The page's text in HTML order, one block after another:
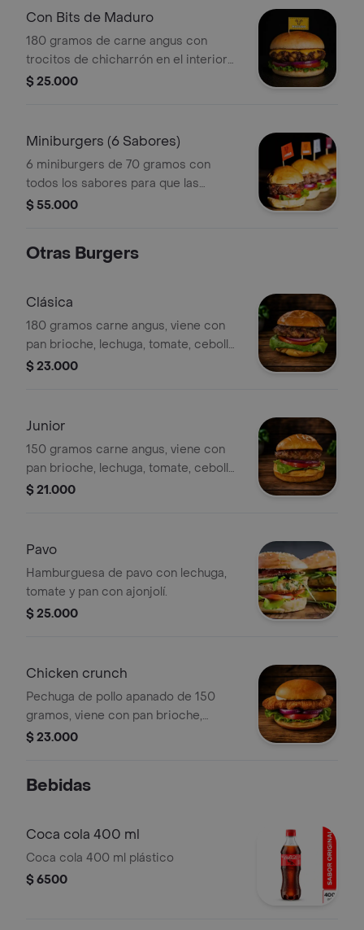
Con Bits de Maduro
180 gramos de carne angus con
trocitos de chicharrón en el interior
de la carne, viene con pan brioche,
$ 25.000
Miniburgers (6 Sabores)
6 miniburgers de 70 gramos con
todos los sabores para que las
pruebes todas, chicharrón, tocineta,
ideales para compartir para dos
$ 55.000
Otras Burgers
Clásica
180 gramos carne angus, viene con
pan brioche, lechuga, tomate, cebolla
y queso americano.
$ 23.000
Junior
150 gramos carne angus, viene con
pan brioche, lechuga, tomate, cebolla
y queso americano.
$ 21.000
Pavo
Hamburguesa de pavo con lechuga,
tomate y pan con ajonjolí.
$ 25.000
Chicken crunch
Pechuga de pollo apanado de 150
gramos, viene con pan brioche,
lechuga, tomate, cebolla y queso
$ 23.000
Bebidas
Coca cola 400 ml
Coca cola 400 ml plástico
$ 6500